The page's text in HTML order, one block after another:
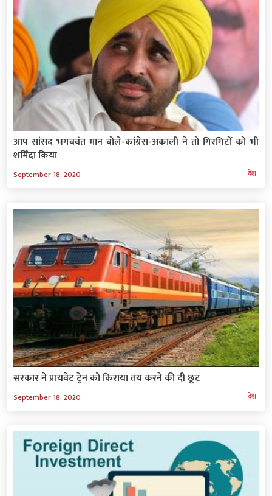
आप सांसद भगववंत मान बोले-कांग्रेस-अकाली ने तो गिरगिटों को भी
शर्मिंदा किया
September 18, 2020 देश
सरकार ने प्रायवेट ट्रेन को किराया तय करने की दी छूट
September 18, 2020 देश